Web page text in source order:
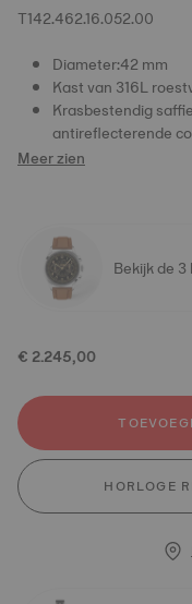
T142.462.16.052.00
Diameter:42 mm
Kast van 316L
Krasbestendig
antireflecterende
Meer zien
Bekijk de
€ 2.245,00
HORLOGE